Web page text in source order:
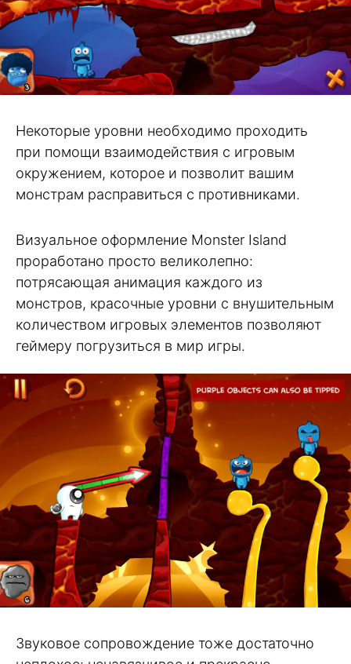
Некоторые уровни необходимо проходить
при помощи взаимодействия с игровым
окружением, которое и позволит вашим
монстрам расправиться с противниками.
Визуальное оформление Monster Island
проработано просто великолепно:
потрясающая анимация каждого из
монстров, красочные уровни с внушительным
количеством игровых элементов позволяют
геймеру погрузиться в мир игры.
Звуковое сопровождение тоже достаточно